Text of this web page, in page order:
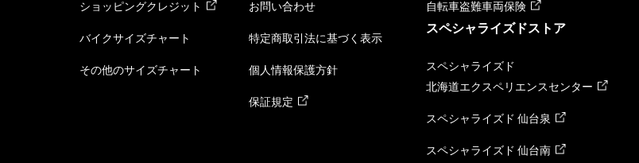
ショッピングクレジット
バイクサイズチャート
その他のサイズチャート
お問い合わせ
特定商取引法に基づく表示
個人情報保護方針
保証規定
自転車盗難車両保険
スペシャライズドストア
スペシャライズド
北海道エクスペリエンスセンター
スペシャライズド 仙台泉
スペシャライズド 仙台南